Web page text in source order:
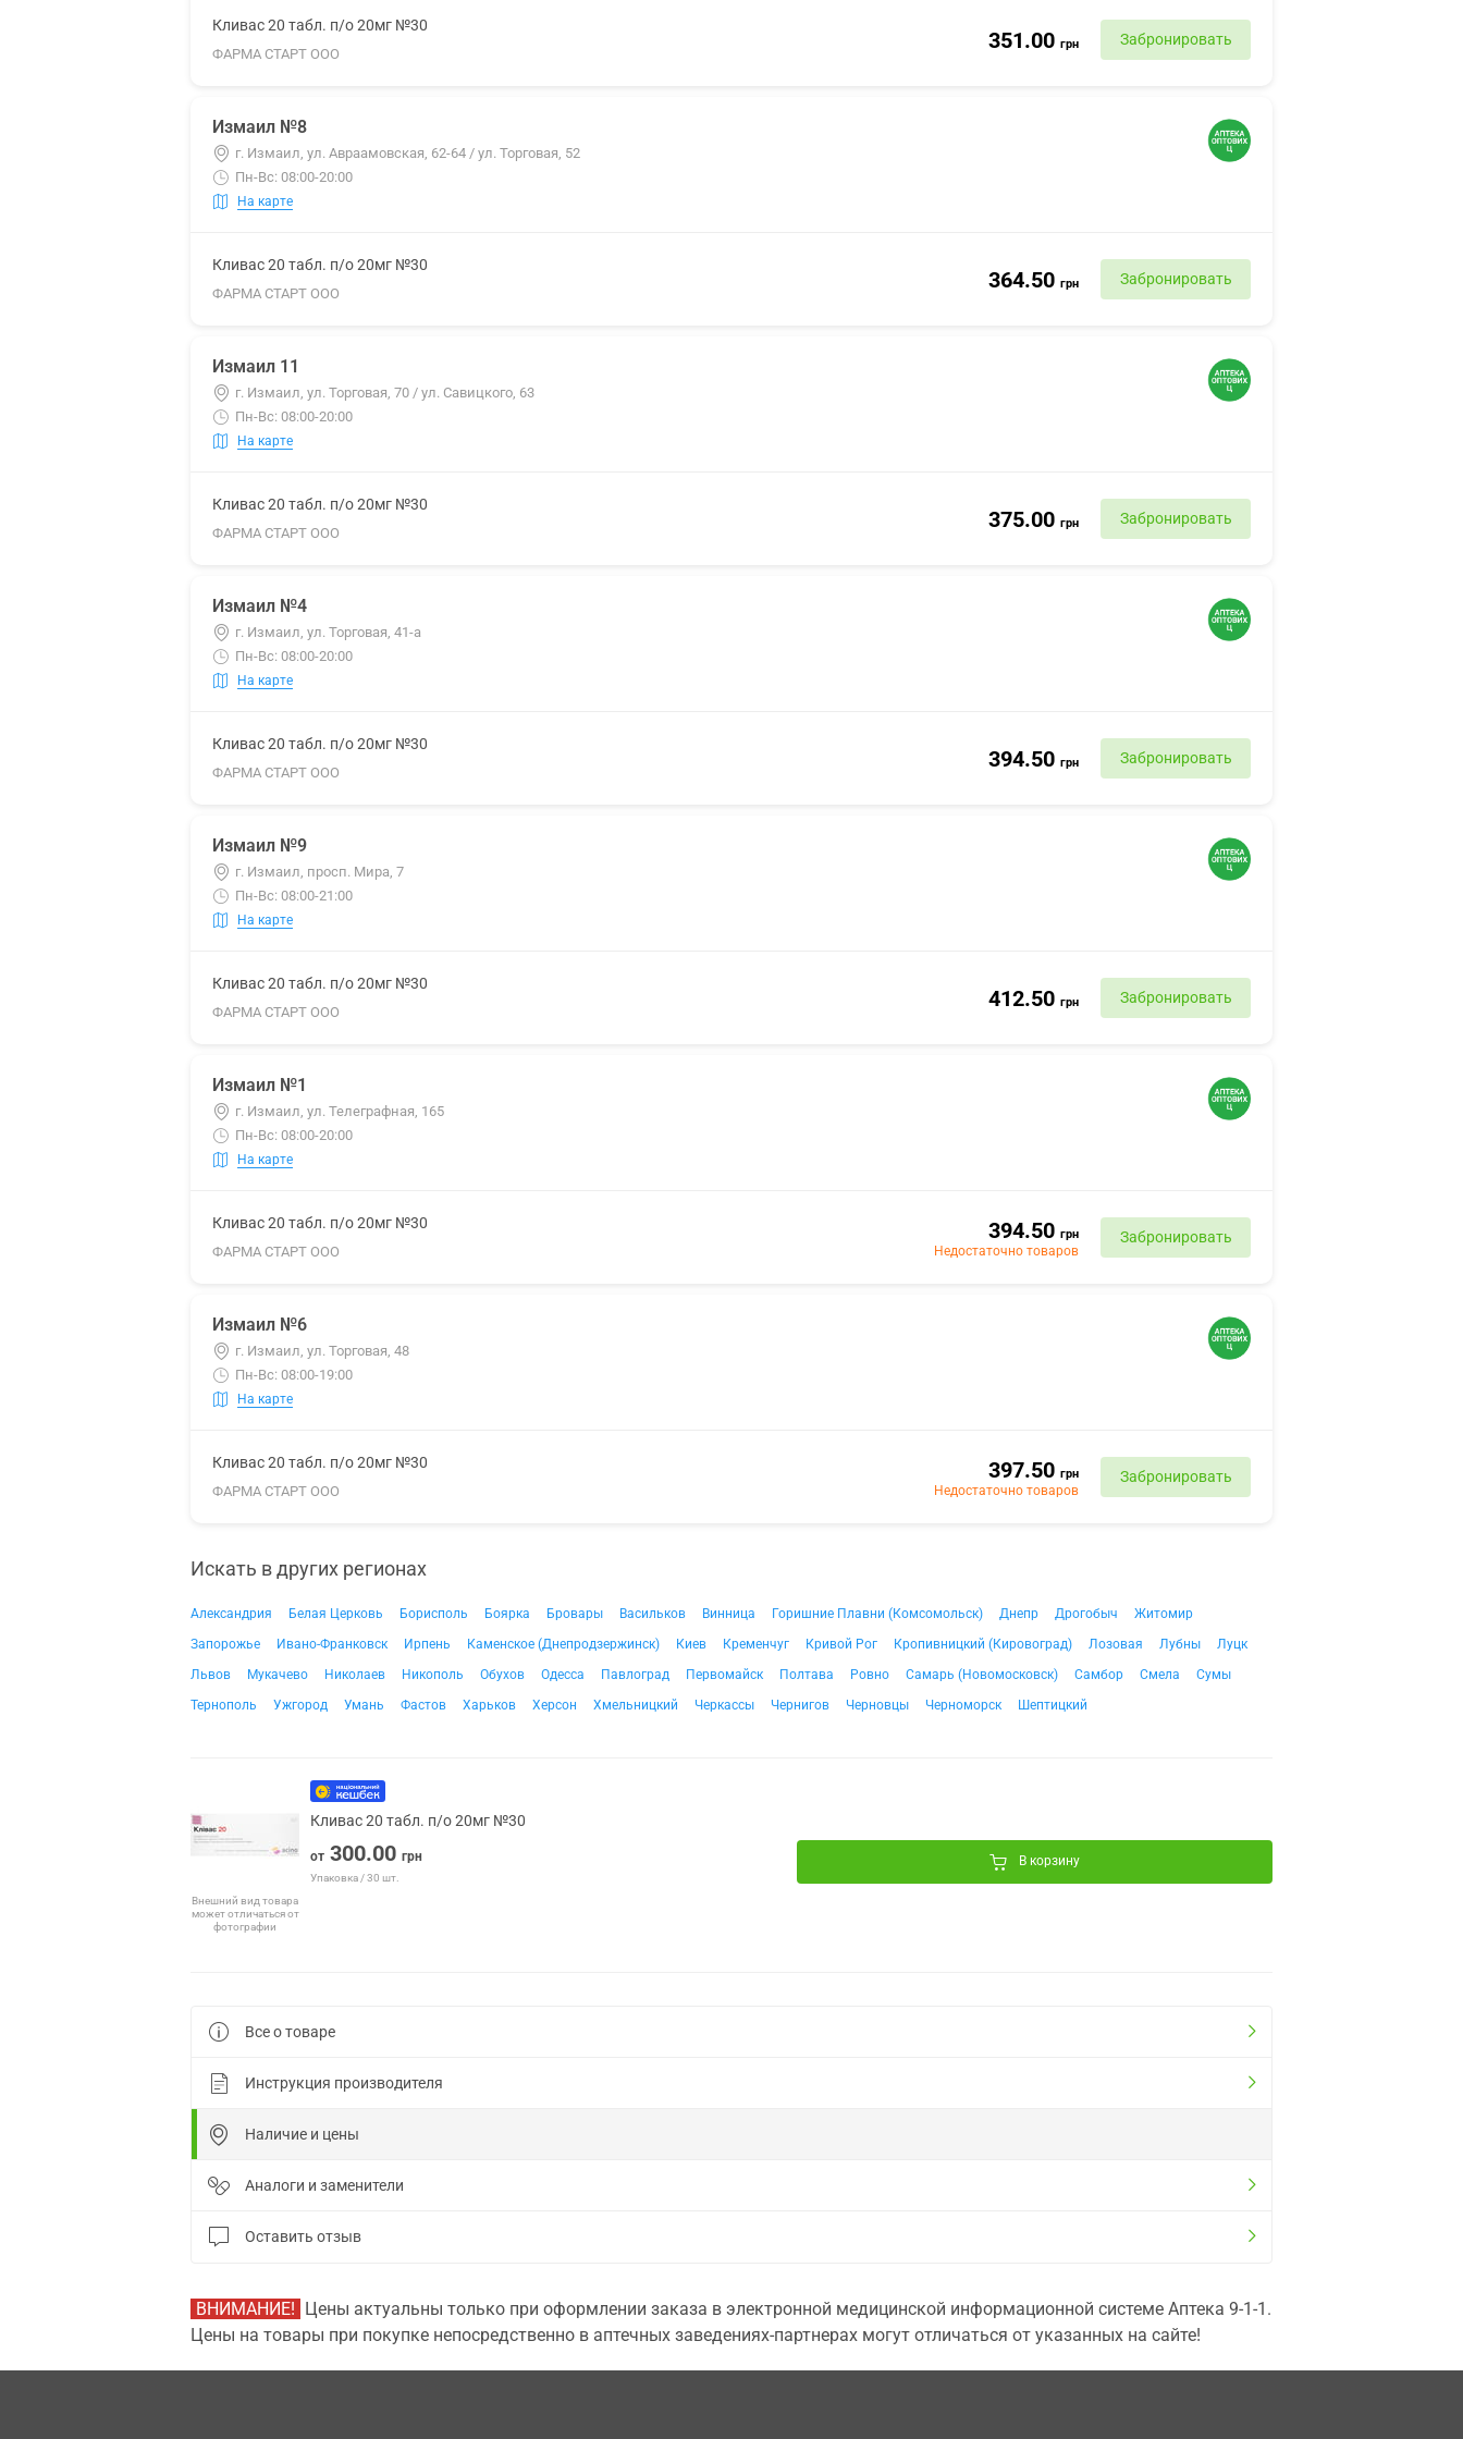
Кливас 20 табл. п/о 20мг №30
ФАРМА СТАРТ ООО
351.00 грн Забронировать
Измаил №8
г. Измаил, ул. Авраамовская, 62-64 / ул. Торговая, 52
Пн-Вс: 08:00-20:00
На карте
Кливас 20 табл. п/о 20мг №30
ФАРМА СТАРТ ООО
364.50 грн Забронировать
Измаил 11
г. Измаил, ул. Торговая, 70 / ул. Савицкого, 63
Пн-Вс: 08:00-20:00
На карте
Кливас 20 табл. п/о 20мг №30
ФАРМА СТАРТ ООО
375.00 грн Забронировать
Измаил №4
г. Измаил, ул. Торговая, 41-а
Пн-Вс: 08:00-20:00
На карте
Кливас 20 табл. п/о 20мг №30
ФАРМА СТАРТ ООО
394.50 грн Забронировать
Измаил №9
г. Измаил, просп. Мира, 7
Пн-Вс: 08:00-21:00
На карте
Кливас 20 табл. п/о 20мг №30
ФАРМА СТАРТ ООО
412.50 грн Забронировать
Измаил №1
г. Измаил, ул. Телеграфная, 165
Пн-Вс: 08:00-20:00
На карте
Кливас 20 табл. п/о 20мг №30
ФАРМА СТАРТ ООО
394.50 грн
Недостаточно товаров
Забронировать
Измаил №6
г. Измаил, ул. Торговая, 48
Пн-Вс: 08:00-19:00
На карте
Кливас 20 табл. п/о 20мг №30
ФАРМА СТАРТ ООО
397.50 грн
Недостаточно товаров
Забронировать
Искать в других регионах
Александрия Белая Церковь Борисполь Боярка Бровары Васильков Винница Горишние Плавни (Комсомольск) Днепр Дрогобыч
Житомир
Запорожье
Ивано-Франковск Ирпень Каменское (Днепродзержинск) Киев Кременчуг Кривой Рог Кропивницкий (Кировоград) Лозовая Лубны
Луцк
Львов
Мукачево Николаев Никополь Обухов Одесса Павлоград Первомайск Полтава Ровно Самарь (Новомосковск) Самбор Смела
Сумы
Тернополь
Ужгород Умань Фастов Харьков Херсон Хмельницкий Черкассы Чернигов Черновцы Черноморск Шептицкий
Внешний вид товара
может отличаться от
фотографии
Кливас 20 табл. п/о 20мг №30
от 300.00 грн
Упаковка / 30 шт.
В корзину
Все о товаре
Инструкция производителя
Наличие и цены
Аналоги и заменители
Оставить отзыв
ВНИМАНИЕ! Цены актуальны только при оформлении заказа в электронной медицинской информационной системе Аптека 9-1-1.
Цены на товары при покупке непосредственно в аптечных заведениях-партнерах могут отличаться от указанных на сайте!